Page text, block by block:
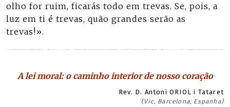
olho for ruim, ficarás todo em trevas. Se, pois, a
luz em ti é trevas, quão grandes serão as
trevas!».
A lei moral: o caminho interior de nosso coração
Rev. D. Antoni ORIOL i Tataret
(Vic, Barcelona, Espanha)